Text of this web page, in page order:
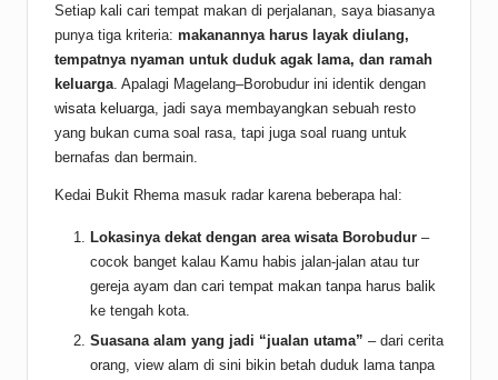
Setiap kali cari tempat makan di perjalanan, saya biasanya
punya tiga kriteria: makanannya harus layak diulang,
tempatnya nyaman untuk duduk agak lama, dan ramah
keluarga . Apalagi Magelang–Borobudur ini identik dengan
wisata keluarga , jadi saya membayangkan sebuah resto
yang bukan cuma soal rasa, tapi juga soal ruang untuk
bernafas dan bermain.
Kedai Bukit Rhema masuk radar karena beberapa hal:
Lokasinya dekat dengan area wisata Borobudur –
cocok banget kalau Kamu habis jalan-jalan atau tur
gereja ayam dan cari tempat makan tanpa harus balik
ke tengah kota.
Suasana alam yang jadi “jualan utama” – dari cerita
orang, view alam di sini bikin betah duduk lama tanpa